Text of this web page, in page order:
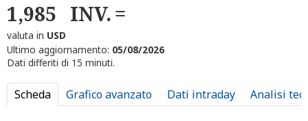
1,985 INV.
valuta in USD
Ultimo aggiornamento: 05/08/2026
Dati differiti di 15 minuti.
Scheda Grafico avanzato Dati intraday Analisi